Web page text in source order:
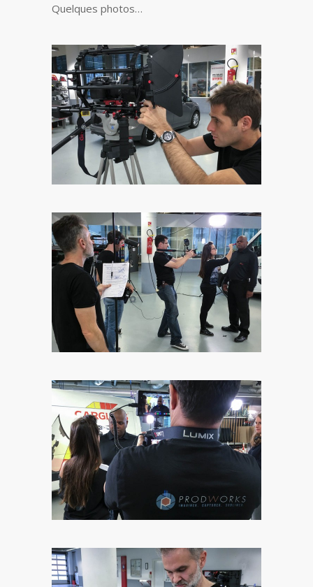
Quelques photos…